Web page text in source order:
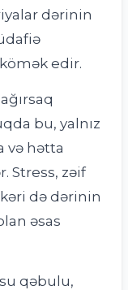
dərinin
edir.
bu, yalnız
və hətta
Stress, zəif
də dərinin
əsas
qəbulu,